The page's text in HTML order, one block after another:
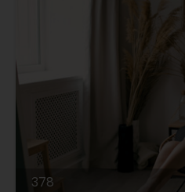
378